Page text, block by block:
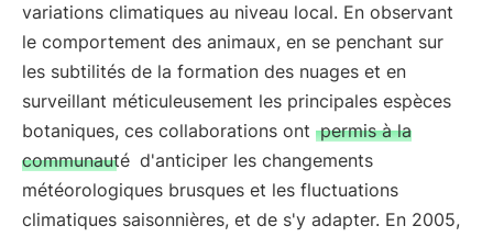
variations climatiques au niveau local. En observant
le comportement des animaux, en se penchant sur
les subtilités de la formation des nuages et en
surveillant méticuleusement les principales espèces
botaniques, ces collaborations ont permis à la
communauté d'anticiper les changements
météorologiques brusques et les fluctuations
climatiques saisonnières, et de s'y adapter. En 2005,